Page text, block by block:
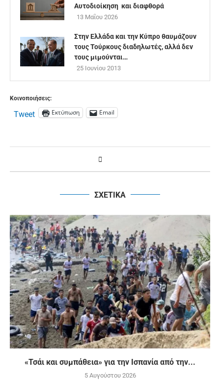
Αυτοδιοίκηση και διαφθορά
13 Μαΐου 2026
Στην Ελλάδα και την Κύπρο θαυμάζουν
τους Τούρκους διαδηλωτές, αλλά δεν
τους μιμούνται…
25 Ιουνίου 2013
Κοινοποιήσεις:
Tweet Εκτύπωση Email
ΣΧΕΤΙΚΑ
«Τσάι και συμπάθεια» για την Ισπανία από την...
5 Αυγούστου 2026